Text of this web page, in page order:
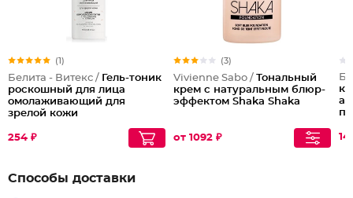
(1)
Белита - Витекс / Гель-тоник
роскошный для лица
омолаживающий для
зрелой кожи
254 ₽
(3)
Vivienne Sabo / Тональный
крем с натуральным блюр-
эффектом Shaka Shaka
от 1092 ₽
Способы доставки